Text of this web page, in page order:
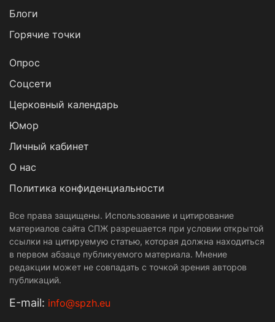
Блоги
Горячие точки
Опрос
Cоцсети
Церковный календарь
Юмор
Личный кабинет
О нас
Политика конфиденциальности
Все права защищены. Использование и цитирование
материалов сайта СПЖ разрешается при условии открытой
ссылки на цитируемую статью, которая должна находиться
в первом абзаце публикуемого материала. Мнение
редакции может не совпадать с точкой зрения авторов
публикаций.
Е-mail: info@spzh.eu